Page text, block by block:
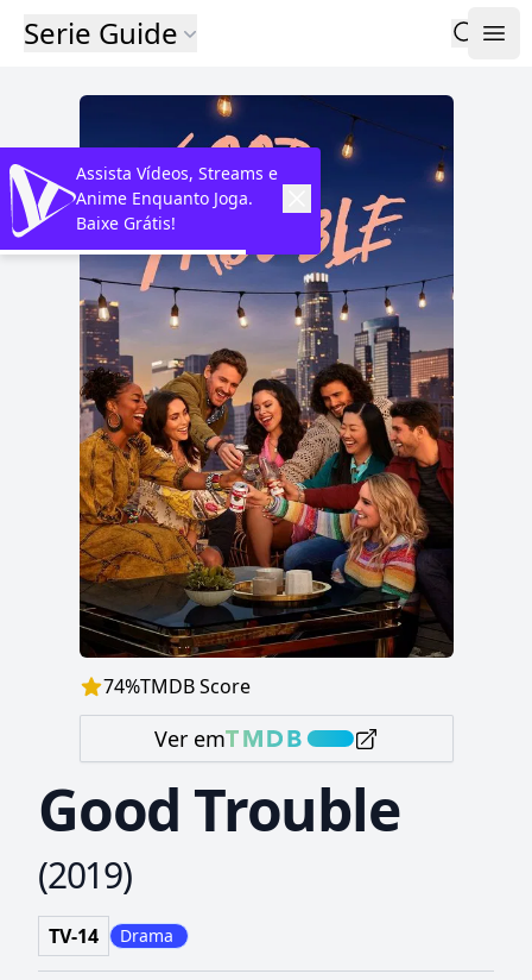
Serie Guide
74%TMDB Score
Ver em
Good Trouble
(2019)
TV-14 Drama
Assista Vídeos, Streams e
Anime Enquanto Joga.
Baixe Grátis!